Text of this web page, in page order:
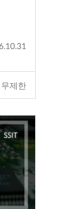
제한